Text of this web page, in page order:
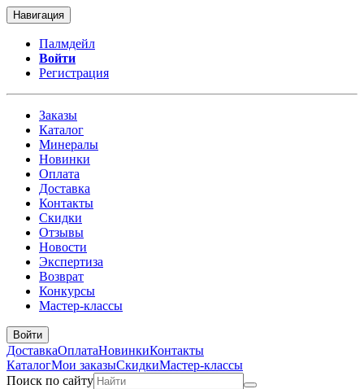
Навигация
Палмдейл
Войти
Регистрация
Заказы
Каталог
Минералы
Новинки
Оплата
Доставка
Контакты
Скидки
Отзывы
Новости
Экспертиза
Возврат
Конкурсы
Мастер-классы
Войти
ДоставкаОплатаНовинкиКонтакты
КаталогМои заказыСкидкиМастер-классы
Поиск по сайту